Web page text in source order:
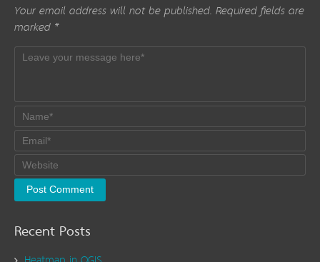
Your email address will not be published. Required fields are
marked *
Recent Posts